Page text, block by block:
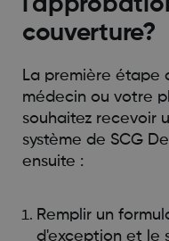
couverture?
La première étape
médecin ou votre
souhaitez recevoir
système de SCG
ensuite :
Remplir un
d'exception et le